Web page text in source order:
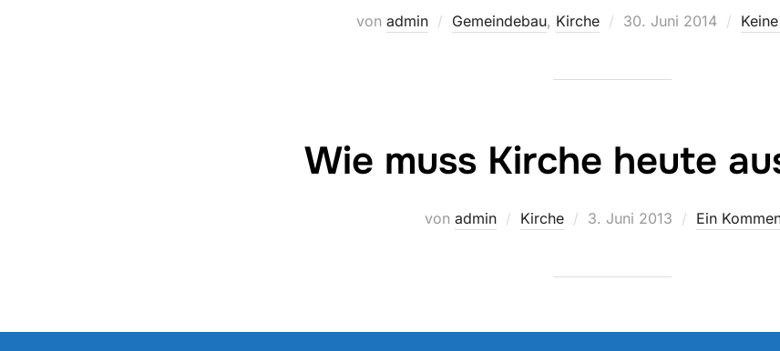
von admin Gemeindebau, Kirche
Veröffentlicht
30. Juni 2014
Wie muss Kirche heute
von admin Kirche
Veröffentlicht
3. Juni 2013 Ein